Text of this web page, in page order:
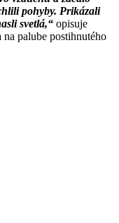
pohyby. Prikázali
svetlá,“ opisuje
palube postihnutého